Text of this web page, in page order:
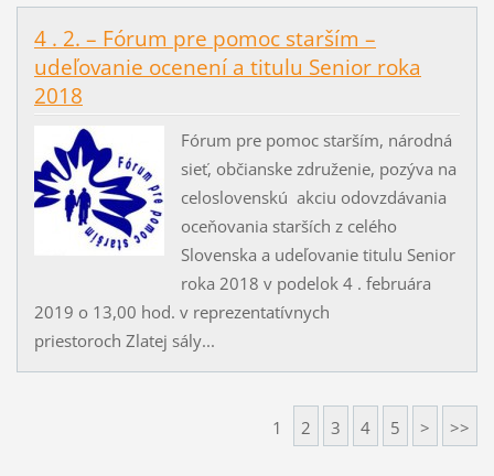
4 . 2. – Fórum pre pomoc starším –
udeľovanie ocenení a titulu Senior roka
2018
Fórum pre pomoc starším, národná
sieť, občianske združenie, pozýva na
celoslovenskú akciu odovzdávania
oceňovania starších z celého
Slovenska a udeľovanie titulu Senior
roka 2018 v podelok 4 . februára
2019 o 13,00 hod. v reprezentatívnych
priestoroch Zlatej sály...
1 2 3 4 5 > >>